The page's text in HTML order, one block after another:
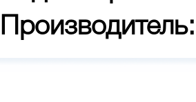
Производитель: